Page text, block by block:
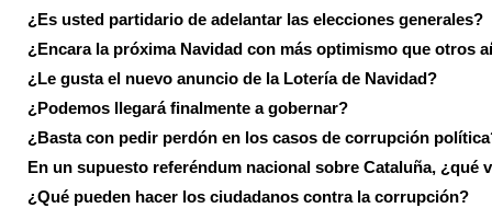
¿Es usted partidario de adelantar las elecciones generales?
¿Encara la próxima Navidad con más optimismo que otros
¿Le gusta el nuevo anuncio de la Lotería de Navidad?
¿Podemos llegará finalmente a gobernar?
¿Basta con pedir perdón en los casos de corrupción
En un supuesto referéndum nacional sobre Cataluña, ¿qué
¿Qué pueden hacer los ciudadanos contra la corrupción?